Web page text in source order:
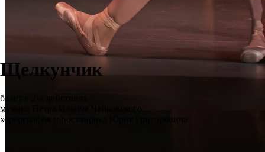
Щелкунчик
балет в 2-х действиях
музыка Петра Ильича Чайковского
хореография и постановка Юрия Григоровича